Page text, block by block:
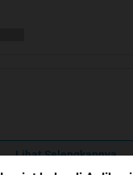
Lihat Selengkapnya